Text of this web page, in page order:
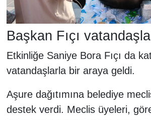
Başkan Fıçı
Etkinliğe Saniye Bora Fıçı da
vatandaşlarla bir araya geldi.
Aşure dağıtımına belediye
destek verdi. Meclis üyeleri,